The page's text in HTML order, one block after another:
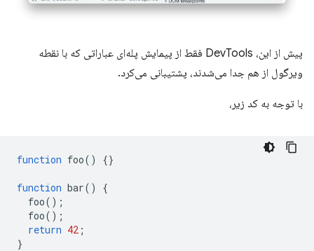
پیش از این، DevTools فقط از پیمایش پله‌ای عباراتی که با نقطه
ویرگول از هم جدا می‌شدند، پشتیبانی می‌کرد.
با توجه به کد زیر،
function foo() {}
function bar()
{
foo();
foo();
return 42 ;
}